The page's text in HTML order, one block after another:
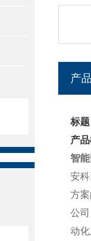
产
标
产
智
安
方
公
动